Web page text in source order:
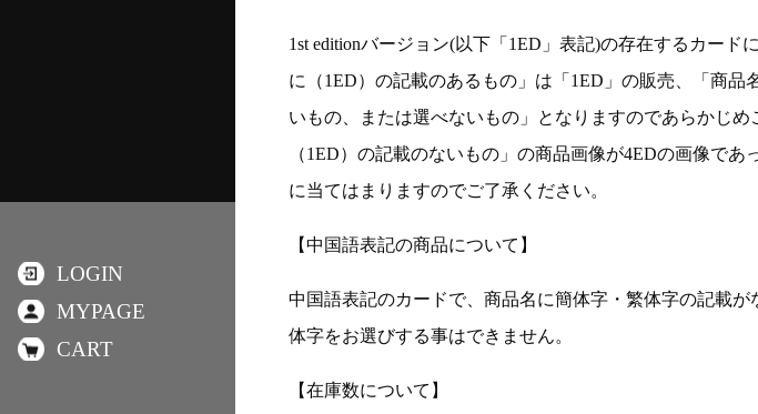
1st editionバージョン(以下「1ED」表記)の存在するカード
に（1ED）の記載のあるもの」は「1ED」の販売、「商品
いもの、または選べないもの」となりますのであらかじ
（1ED）の記載のないもの」の商品画像が4EDの画像であ
に当てはまりますのでご了承ください。
【中国語表記の商品について】
中国語表記のカードで、商品名に簡体字・繁体字の記載
体字をお選びする事はできません。
【在庫数について】
LOGIN
MYPAGE
CART